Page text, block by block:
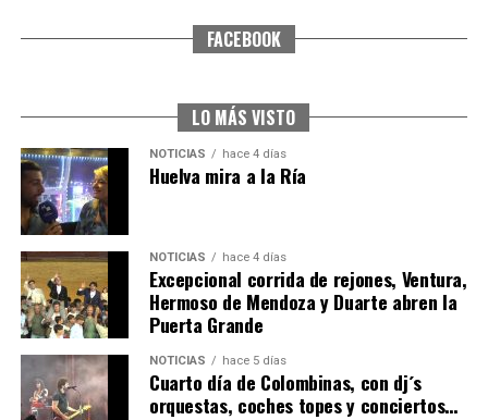
CUARTA CORRIDA DE LAS FIESTAS COLOMBINAS
4º DÍA DE LAS FIESTAS COLOMBINAS 2026
hace 5 días Huelvatv
FACEBOOK
LO MÁS VISTO
NOTICIAS hace 4 días
Huelva mira a la Ría
NOTICIAS hace 4 días
Excepcional corrida de rejones, Ventura,
Hermoso de Mendoza y Duarte abren la
Puerta Grande
NOTICIAS hace 5 días
Cuarto día de Colombinas, con dj´s
orquestas, coches topes y conciertos…